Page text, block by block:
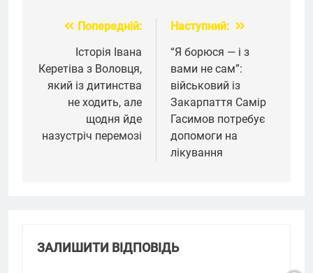
Навігація
записів
Попередній:
Історія Івана
Керетіва з Воловця,
який із дитинства
не ходить, але
щодня йде
назустріч перемозі
Наступний:
“Я борюся — і з
вами не сам”:
військовий із
Закарпаття Самір
Гасимов потребує
допомоги на
лікування
ЗАЛИШИТИ ВІДПОВІДЬ